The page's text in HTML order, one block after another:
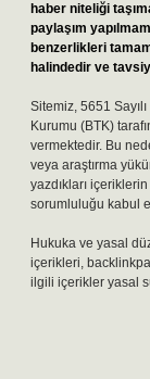
haber niteliği
paylaşım
benzerlikleri
halindedir ve
Sitemiz, 5651
Kurumu (BTK)
vermektedir. Bu
veya araştırma
yazdıkları
sorumluluğu kabul
Hukuka ve yasal
içerikleri,
ilgili içerikler yasal